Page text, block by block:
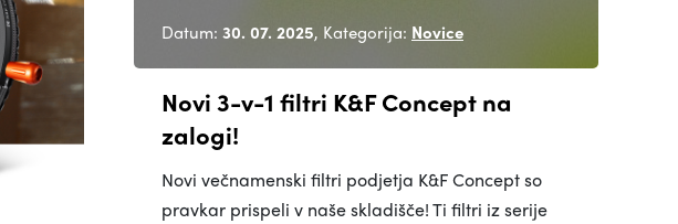
Datum: 30. 07. 2025, Kategorija: Novice
Novi 3-v-1 filtri K&F Concept na
zalogi!
Novi večnamenski filtri podjetja K&F Concept so
pravkar prispeli v naše skladišče! Ti filtri iz serije